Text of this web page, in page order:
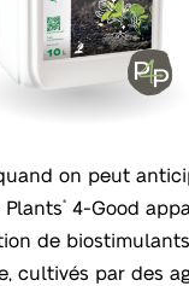
on peut
Plants®
4-Good
de biostimulants
cultivés par des